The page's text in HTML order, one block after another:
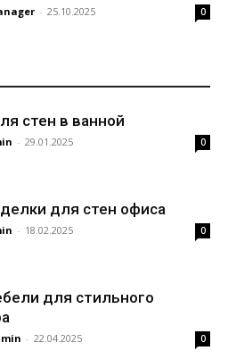
- 25.10.2025 0
стен в ванной
- 29.01.2025 0
для стен офиса
- 18.02.2025 0
для стильного
- 22.04.2025 0